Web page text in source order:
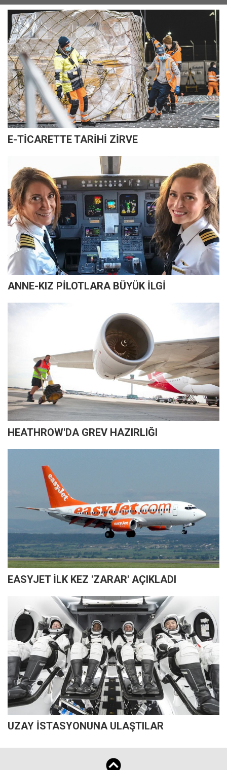
E-TİCARETTE TARİHİ ZİRVE
ANNE-KIZ PİLOTLARA BÜYÜK İLGİ
HEATHROW'DA GREV HAZIRLIĞI
EASYJET İLK KEZ 'ZARAR' AÇIKLADI
UZAY İSTASYONUNA ULAŞTILAR